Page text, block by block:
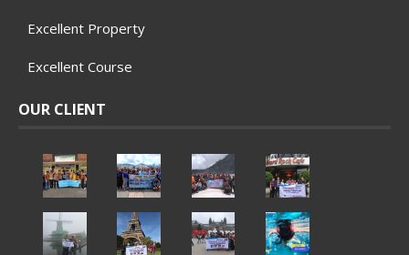
Excellent Property
Excellent Course
OUR CLIENT